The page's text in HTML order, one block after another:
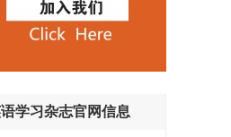
学习杂志官网信息